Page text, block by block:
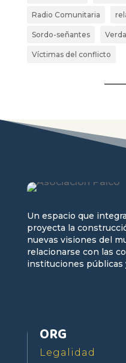
Radio Comunitaria
Sordo-señantes
Víctimas del conflicto
Un espacio que
proyecta la
nuevas visiones del
relacionarse con las
instituciones públicas
ORG
Legalidad